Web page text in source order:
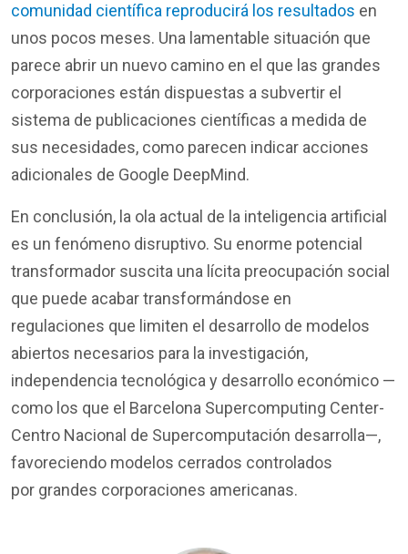
comunidad científica reproducirá los resultados en
unos pocos meses. Una lamentable situación que
parece abrir un nuevo camino en el que las grandes
corporaciones están dispuestas a subvertir el
sistema de publicaciones científicas a medida de
sus necesidades, como parecen indicar acciones
adicionales de Google DeepMind.
En conclusión, la ola actual de la inteligencia artificial
es un fenómeno disruptivo. Su enorme potencial
transformador suscita una lícita preocupación social
que puede acabar transformándose en
regulaciones que limiten el desarrollo de modelos
abiertos necesarios para la investigación,
independencia tecnológica y desarrollo económico —
como los que el Barcelona Supercomputing Center-
Centro Nacional de Supercomputación desarrolla—,
favoreciendo modelos cerrados controlados
por grandes corporaciones americanas.